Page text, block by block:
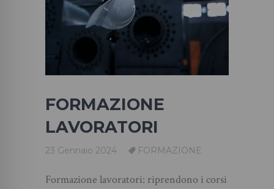
FORMAZIONE
LAVORATORI
23 Gennaio 2024 FORMAZIONE
Formazione lavoratori: riprendono i corsi